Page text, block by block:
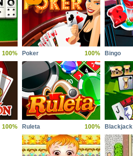
100% Poker 100% Bingo
100% Ruleta 100% Blackjack